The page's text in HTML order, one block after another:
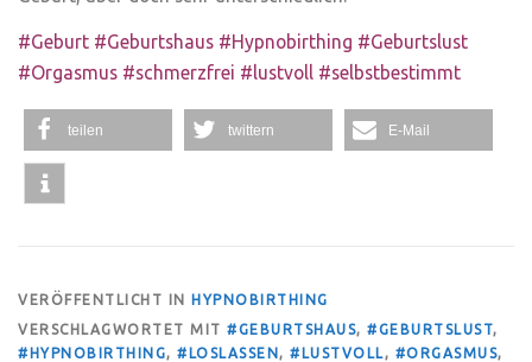
#Geburt #Geburtshaus #Hypnobirthing #Geburtslust
#Orgasmus #schmerzfrei #lustvoll #selbstbestimmt
teilen twittern E-Mail
VERÖFFENTLICHT IN HYPNOBIRTHING
VERSCHLAGWORTET MIT #GEBURTSHAUS, #GEBURTSLUST,
#HYPNOBIRTHING, #LOSLASSEN, #LUSTVOLL, #ORGASMUS,